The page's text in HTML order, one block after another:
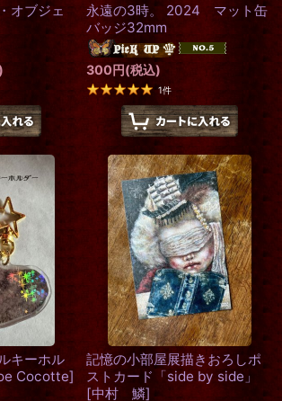
オブジェ
永遠の3時。 2024 マット缶
バッジ32mm
300円(税込)
1件
キーホル
Cocotte]
記憶の小部屋展描きおろしポ
ストカード「side by side」
[中村 鱗]